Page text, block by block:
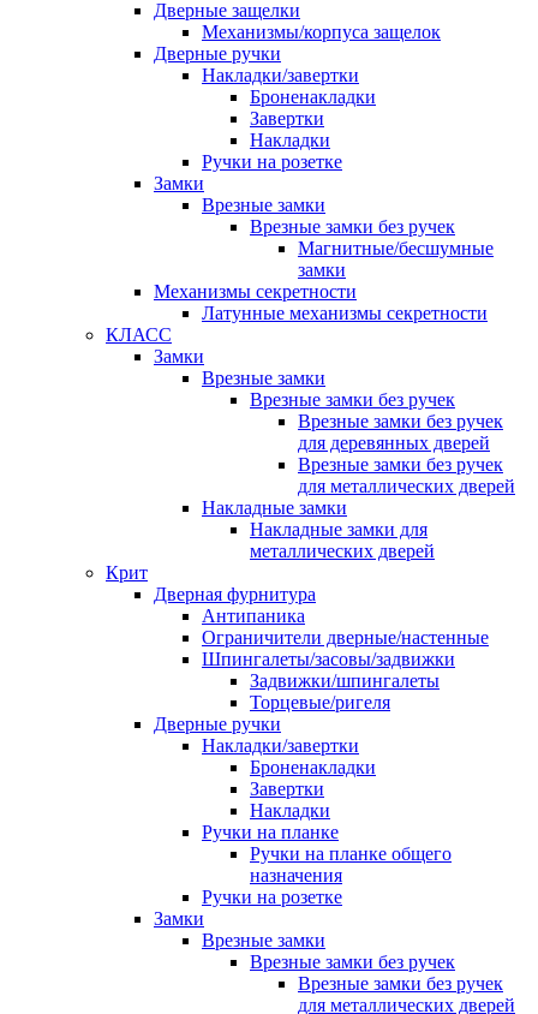
Дверные защелки
Механизмы/корпуса защелок
Дверные ручки
Накладки/завертки
Броненакладки
Завертки
Накладки
Ручки на розетке
Замки
Врезные замки
Врезные замки без ручек
Магнитные/бесшумные
замки
Механизмы секретности
Латунные механизмы секретности
КЛАСС
Замки
Врезные замки
Врезные замки без ручек
Врезные замки без ручек
для деревянных дверей
Врезные замки без ручек
для металлических дверей
Накладные замки
Накладные замки для
металлических дверей
Крит
Дверная фурнитура
Антипаника
Ограничители дверные/настенные
Шпингалеты/засовы/задвижки
Задвижки/шпингалеты
Торцевые/ригеля
Дверные ручки
Накладки/завертки
Броненакладки
Завертки
Накладки
Ручки на планке
Ручки на планке общего
назначения
Ручки на розетке
Замки
Врезные замки
Врезные замки без ручек
Врезные замки без ручек
для металлических дверей